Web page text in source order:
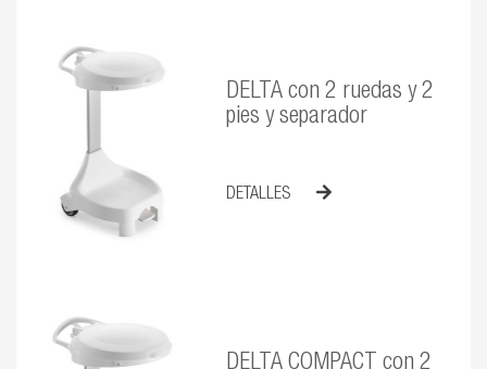
DELTA con 2 ruedas y 2
pies y separador
DETALLES
DELTA COMPACT con 2